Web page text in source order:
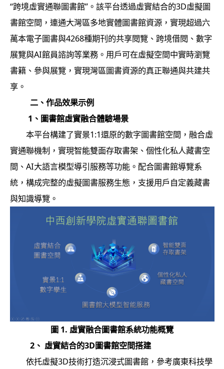
“跨境虛實通聯圖書館”。該平台透過虛實結合的3D虛擬圖
書館空間，連通大灣區多地實體圖書館資源，實現超過六
萬本電子圖書與4268種期刊的共享閱覽、跨境借閱、數字
展覽與AI館員諮詢等業務。用戶可在虛擬空間中實時瀏覽
書籍、參與展覽，實現灣區圖書資源的真正聯通與共建共
享。
二、作品效果示例
1 、圖書館虛實融合體驗場景
本平台構建了實景1:1還原的數字圖書館空間，融合虛
實通聯機制，實現智能雙面存取書架、個性化私人藏書空
間、AI大語言模型導引服務等功能。配合圖書館導覽系
統，構成完整的虛擬圖書服務生態，支援用戶自定義藏書
與知識導覽。
圖 1. 虛實融合圖書館系統功能概覽
2、 虛實結合的3D圖書館空間搭建
依托虛擬3D技術打造沉浸式圖書館，參考廣東科技學